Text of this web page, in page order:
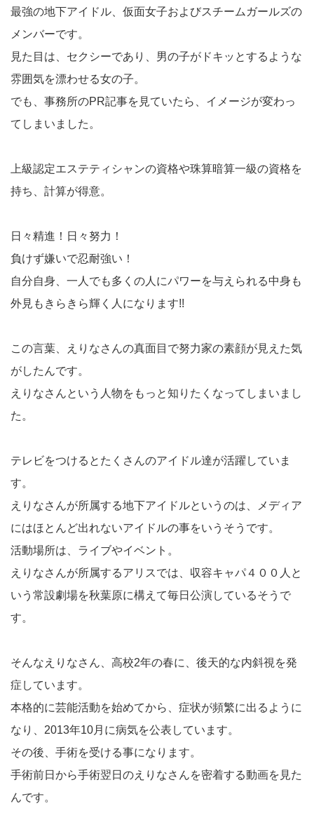
最強の地下アイドル、仮面女子およびスチームガールズの
メンバーです。
見た目は、セクシーであり、男の子がドキッとするような
雰囲気を漂わせる女の子。
でも、事務所のPR記事を見ていたら、イメージが変わっ
てしまいました。
上級認定エステティシャンの資格や珠算暗算一級の資格を
持ち、計算が得意。
日々精進！日々努力！
負けず嫌いで忍耐強い！
自分自身、一人でも多くの人にパワーを与えられる中身も
外見もきらきら輝く人になります!!
この言葉、えりなさんの真面目で努力家の素顔が見えた気
がしたんです。
えりなさんという人物をもっと知りたくなってしまいまし
た。
テレビをつけるとたくさんのアイドル達が活躍していま
す。
えりなさんが所属する地下アイドルというのは、メディア
にはほとんど出れないアイドルの事をいうそうです。
活動場所は、ライブやイベント。
えりなさんが所属するアリスでは、収容キャパ４００人と
いう常設劇場を秋葉原に構えて毎日公演しているそうで
す。
そんなえりなさん、高校2年の春に、後天的な内斜視を発
症しています。
本格的に芸能活動を始めてから、症状が頻繁に出るように
なり、2013年10月に病気を公表しています。
その後、手術を受ける事になります。
手術前日から手術翌日のえりなさんを密着する動画を見た
んです。